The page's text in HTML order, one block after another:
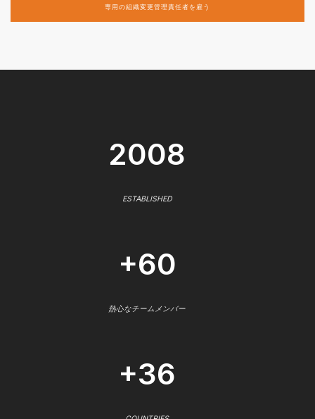
専用の組織変更管理責任者を雇う
2008
ESTABLISHED
+60
熱心なチームメンバー
+36